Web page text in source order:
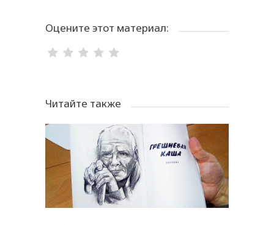
Оцените этот материал:
Читайте также